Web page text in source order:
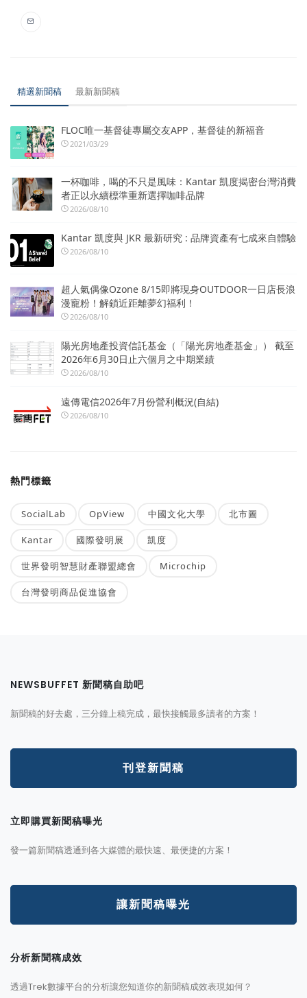
精選新聞稿 最新新聞稿
FLOC唯一基督徒專屬交友APP，基督徒的新福音
2021/03/29
一杯咖啡，喝的不只是風味：Kantar 凱度揭密台灣消費
者正以永續標準重新選擇咖啡品牌
2026/08/10
Kantar 凱度與 JKR 最新研究 : 品牌資產有七成來自體驗
2026/08/10
超人氣偶像Ozone 8/15即將現身OUTDOOR一日店長浪
漫寵粉！解鎖近距離夢幻福利！
2026/08/10
陽光房地產投資信託基金（「陽光房地產基金」） 截至
2026年6月30日止六個月之中期業績
2026/08/10
遠傳電信2026年7月份營利概況(自結)
2026/08/10
熱門標籤
SocialLab OpView 中國文化大學 北市圖
Kantar 國際發明展 凱度
世界發明智慧財產聯盟總會 Microchip
台灣發明商品促進協會
NEWSBUFFET 新聞稿自助吧
新聞稿的好去處，三分鐘上稿完成，最快接觸最多讀者的方案！
刊登新聞稿
立即購買新聞稿曝光
發一篇新聞稿透通到各大媒體的最快速、最便捷的方案！
讓新聞稿曝光
分析新聞稿成效
透過Trek數據平台的分析讓您知道你的新聞稿成效表現如何？